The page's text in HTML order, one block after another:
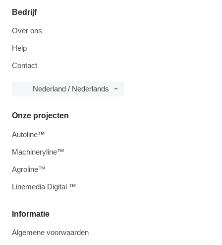
Bedrijf
Over ons
Help
Contact
Nederland / Nederlands
Informatie
Algemene voorwaarden
Onze projecten
Autoline™
Machineryline™
Agroline™
Linemedia Digital ™